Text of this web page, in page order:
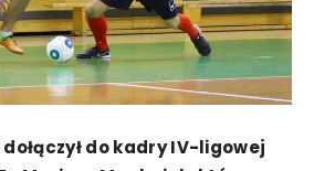
do kadry IV-ligowej